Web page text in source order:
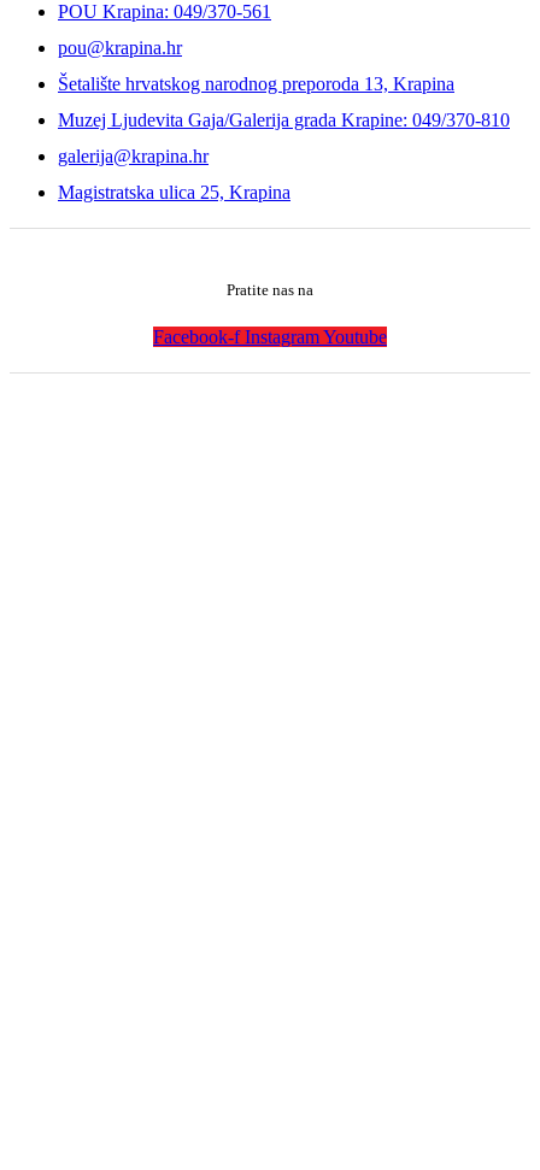
POU Krapina: 049/370-561
pou@krapina.hr
Šetalište hrvatskog narodnog preporoda 13, Krapina
Muzej Ljudevita Gaja/Galerija grada Krapine: 049/370-810
galerija@krapina.hr
Magistratska ulica 25, Krapina
Pratite nas na
Facebook-f InstagramYoutube